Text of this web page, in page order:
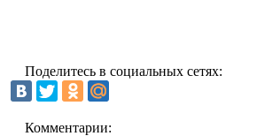
Поделитесь в социальных сетях:
Комментарии: